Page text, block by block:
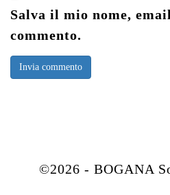
Salva il mio nome,
commento.
©2026 - BOGANA